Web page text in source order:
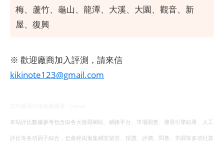
梅、蘆竹、龜山、龍潭、大溪、大園、觀音、新
屋、復興
※ 歡迎廠商加入評測，請來信
kikinote123@gmail.com
本站評比數據參考包含由各大搜尋網站、網路平台、市場調查、搜尋引擎結果、人工
評比等各項因子綜合，也會經由蒐集網友留言、按讚、評價、問卷、市調等多項社群